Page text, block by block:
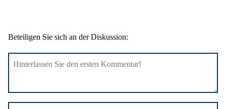
Beteiligen Sie sich an der Diskussion: